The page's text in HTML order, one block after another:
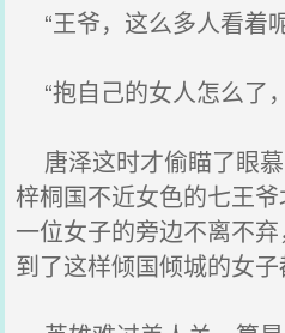
“王爷，这么多人看着
“抱自己的女人怎么了
唐泽这时才偷瞄了眼
梓桐国不近女色的七王
一位女子的旁边不离不
到了这样倾国倾城的女子